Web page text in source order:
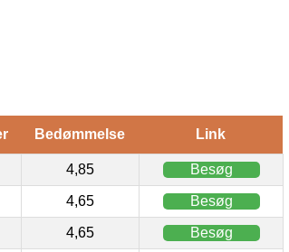
Bedømmelse Link
4,85 Besøg
4,65 Besøg
4,65 Besøg